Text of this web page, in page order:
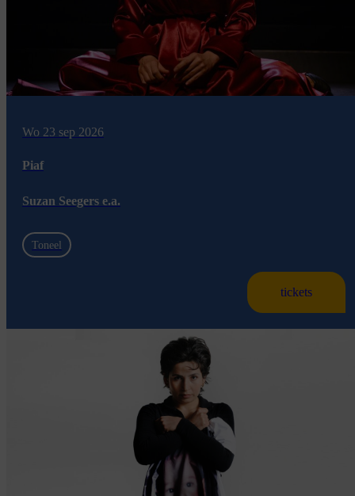
Wo 23 sep 2026
Piaf
Suzan Seegers e.a.
Toneel
tickets